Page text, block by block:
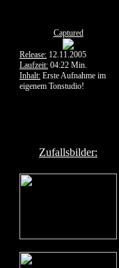
Captured
Release: 12.11.2005
Laufzeit: 04:22 Min.
Inhalt: Erste Aufnahme im
eigenem Tonstudio!
Zufallsbilder: